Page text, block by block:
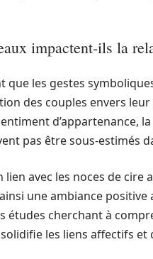
impactent-ils la
que les gestes
des couples envers
d’appartenance,
pas être sous-estimés
lien avec les noces de
une ambiance
études cherchant à
les liens affectifs